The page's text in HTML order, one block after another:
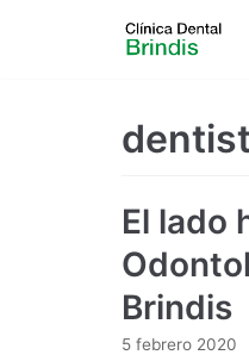
El lado
Brindis
5 febrero 2020